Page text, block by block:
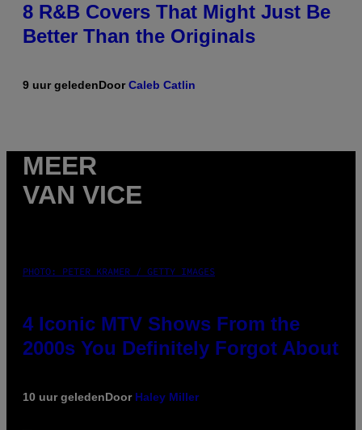
8 R&B Covers That Might Just Be
Better Than the Originals
9 uur geledenDoorCaleb Catlin
MEER
VAN VICE
PHOTO: PETER KRAMER / GETTY IMAGES
4 Iconic MTV Shows From the
2000s You Definitely Forgot About
10 uur geledenDoor Haley Miller